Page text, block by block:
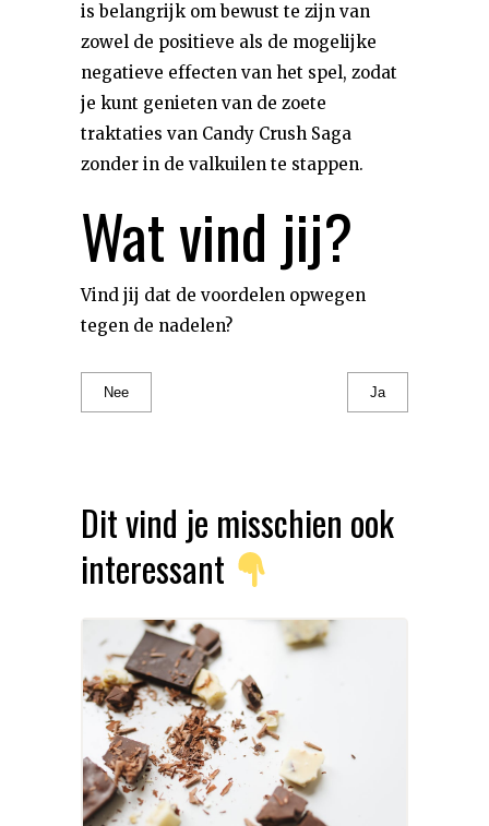
is belangrijk om bewust te zijn van
zowel de positieve als de mogelijke
negatieve effecten van het spel, zodat
je kunt genieten van de zoete
traktaties van Candy Crush Saga
zonder in de valkuilen te stappen.
Wat vind jij?
Vind jij dat de voordelen opwegen
tegen de nadelen?
Nee Ja
Dit vind je misschien ook
interessant